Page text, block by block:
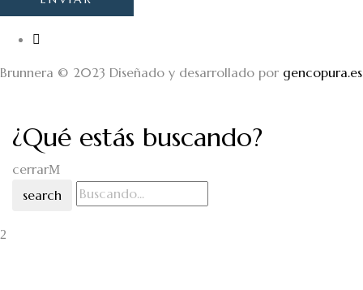
Brunnera © 2023 Diseñado y desarrollado por gencopura.es
¿Qué estás buscando?
cerrar
search